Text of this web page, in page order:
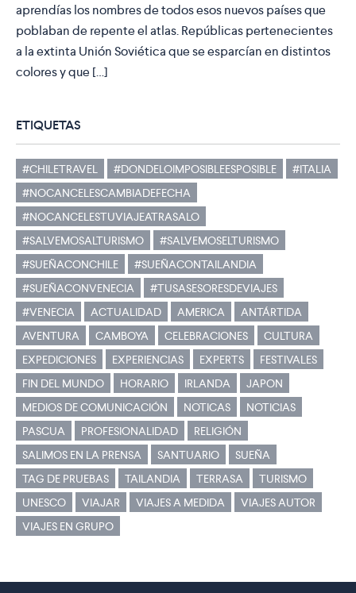
aprendías los nombres de todos esos nuevos países que
poblaban de repente el atlas. Repúblicas pertenecientes
a la extinta Unión Soviética que se esparcían en distintos
colores y que […]
ETIQUETAS
#CHILETRAVEL #DONDELOIMPOSIBLEESPOSIBLE
#ITALIA
#NOCANCELESCAMBIADEFECHA
#NOCANCELESTUVIAJEATRASALO
#SALVEMOSALTURISMO
#SALVEMOSELTURISMO
#SUEÑACONCHILE
#SUEÑACONTAILANDIA
#SUEÑACONVENECIA
#TUSASESORESDEVIAJES
#VENECIA
ACTUALIDAD AMERICA
ANTÁRTIDA
AVENTURA
CAMBOYA CELEBRACIONES
CULTURA
EXPEDICIONES
EXPERIENCIAS EXPERTS
FESTIVALES
FIN DEL MUNDO
HORARIO IRLANDA
JAPON
MEDIOS DE COMUNICACIÓN
NOTICAS
NOTICIAS
PASCUA
PROFESIONALIDAD
RELIGIÓN
SALIMOS EN LA PRENSA
SANTUARIO
SUEÑA
TAG DE PRUEBAS
TAILANDIA TERRASA
TURISMO
UNESCO
VIAJAR VIAJES A MEDIDA
VIAJES AUTOR
VIAJES EN GRUPO